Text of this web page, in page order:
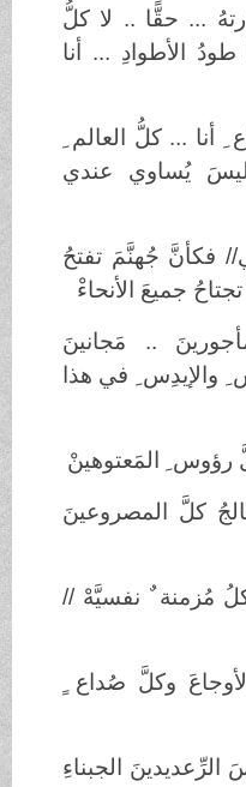
... حقًّا .. لا كلُّ
الأطوادِ ... أنا
... كلُّ العالم
يُساوي عندي
جُهنَّمَ تفتحُ
جميعَ الأنحاءْ
.. مَجانينَ
في هذا
المَعتوهينْ
كلَّ المصروعينَ
نفسيَّهْ //
وكلَّ صُداع
الجبناءِ